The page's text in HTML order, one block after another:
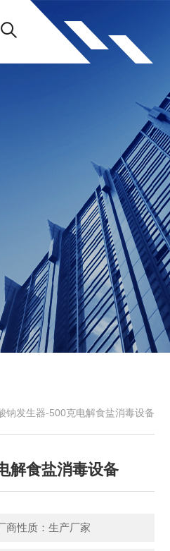
钠发生器-500克电解食盐消毒设备
解食盐消毒设备
商性质：生产厂家